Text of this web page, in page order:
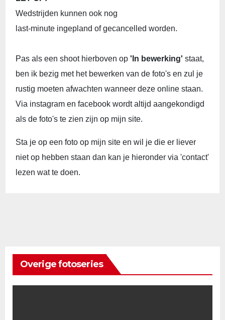
Wedstrijden kunnen ook nog
last-minute ingepland of gecancelled worden.
Pas als een shoot hierboven op 'In bewerking' staat,
ben ik bezig met het bewerken van de foto's en zul je
rustig moeten afwachten wanneer deze online staan.
Via instagram en facebook wordt altijd aangekondigd
als de foto's te zien zijn op mijn site.
Sta je op een foto op mijn site en wil je die er liever
niet op hebben staan dan kan je hieronder via 'contact'
lezen wat te doen.
Overige fotoseries